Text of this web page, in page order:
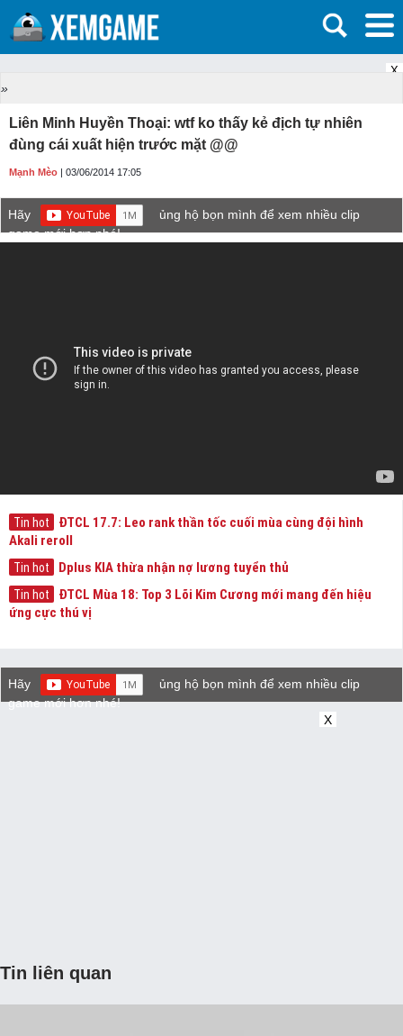
X
»
Liên Minh Huyền Thoại: wtf ko thấy kẻ địch tự nhiên
đùng cái xuất hiện trước mặt @@
Mạnh Mèo | 03/06/2014 17:05
Hãy
ủng hộ bọn mình để xem nhiều clip
game mới hơn nhé!
Tin hot
ĐTCL 17.7: Leo rank thần tốc cuối mùa cùng đội hình
Akali reroll
Tin hot Dplus KIA thừa nhận nợ lương tuyển thủ
Tin hot
ĐTCL Mùa 18: Top 3 Lõi Kim Cương mới mang đến hiệu
ứng cực thú vị
Hãy
ủng hộ bọn mình để xem nhiều clip
game mới hơn nhé!
X
Tin liên quan